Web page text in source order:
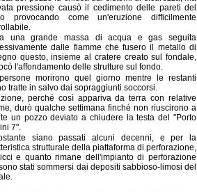
pressione causò il cedimento delle pareti del
provocando come un'eruzione difficilmente
una grande massa di acqua e gas seguita
dalle fiamme che fusero il metallo di
questo, insieme al cratere creato sul fondale,
l'affondamento delle strutture sul fondo.
morirono quel giorno mentre le restanti
tratte in salvo dai sopraggiunti soccorsi.
perché così appariva da terra con relative
durò qualche settimana finché non riuscirono a
un pozzo deviato a chiudere la testa del "Porto
7".
siano passati alcuni decenni, e per la
strutturale della piattaforma di perforazione,
e quanto rimane dell'impianto di perforazione
stati sommersi dai depositi sabbioso-limosi del